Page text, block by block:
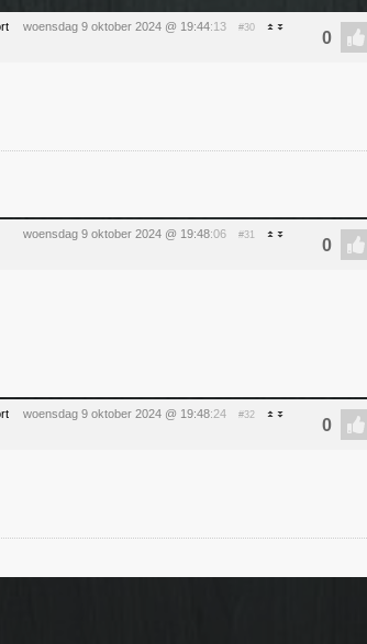
woensdag 9 oktober 2024 @ 19:44:13 #30
woensdag 9 oktober 2024 @ 19:48:06 #31
woensdag 9 oktober 2024 @ 19:48:24 #32